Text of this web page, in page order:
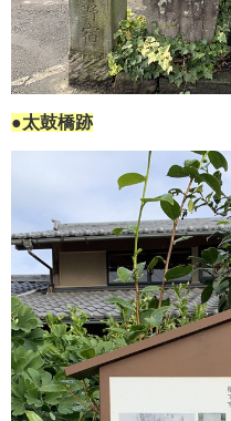
●太鼓橋跡